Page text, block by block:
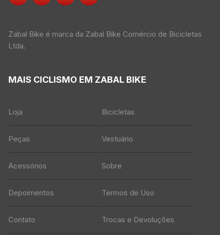
Zabal Bike é marca da Zabal Bike Comércio de Bicicletas
Ltda.
MAIS CICLISMO EM ZABAL BIKE
Loja Bicicletas
Peças Vestuário
Acessórios Sobre
Depoimentos Termos de Uso
Contato Trocas e Devoluções